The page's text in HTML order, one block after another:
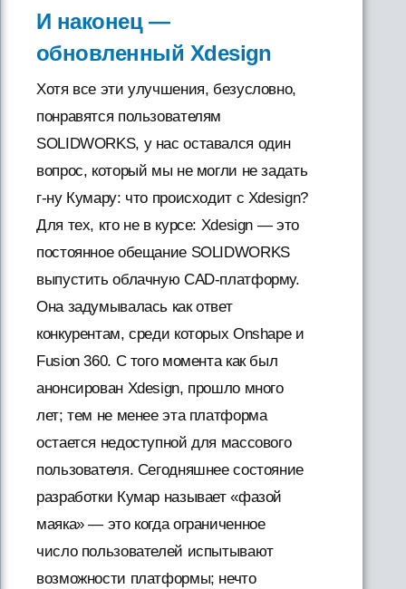
И наконец —
обновленный Xdesign
Хотя все эти улучшения, безусловно,
понравятся пользователям
SOLIDWORKS, у нас оставался один
вопрос, который мы не могли не задать
г-ну Кумару: что происходит с Xdesign?
Для тех, кто не в курсе: Xdesign — это
постоянное обещание SOLIDWORKS
выпустить облачную CAD-платформу.
Она задумывалась как ответ
конкурентам, среди которых Onshape и
Fusion 360. С того момента как был
анонсирован Xdesign, прошло много
лет; тем не менее эта платформа
остается недоступной для массового
пользователя. Сегодняшнее состояние
разработки Кумар называет «фазой
маяка» — это когда ограниченное
число пользователей испытывают
возможности платформы; нечто